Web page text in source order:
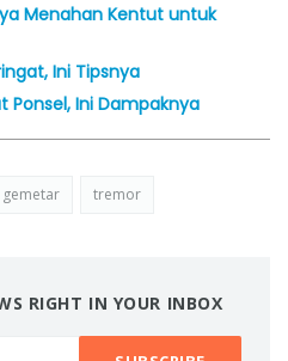
Menahan Kentut untuk
Ini Tipsnya
Ponsel, Ini Dampaknya
tremor
RIGHT IN YOUR INBOX